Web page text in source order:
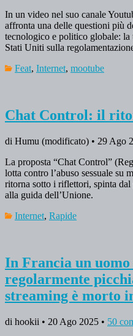
In un video nel suo canale
affronta una delle questioni più
tecnologico e politico globale: la
Stati Uniti sulla
Feat, Internet, mootube
Chat Control: il
di Humu (modificato) • 29 Ago
La proposta “Chat Control”
lotta contro l’abuso sessuale su
ritorna sotto i riflettori, spinta dal
alla guida dell’Unione.
Internet, Rapide
In Francia un uomo
regolarmente
streaming è morto
di hookii • 20 Ago 2025 • 50